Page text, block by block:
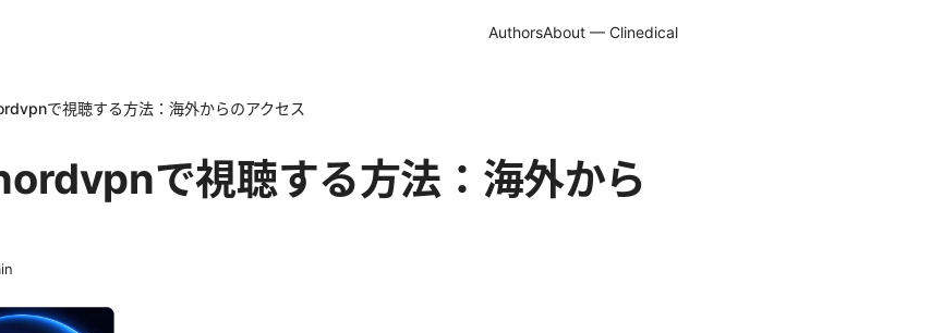
AuthorsAbout — Clinedical
で視聴する方法：海外からのアクセス
で視聴する方法：海外から